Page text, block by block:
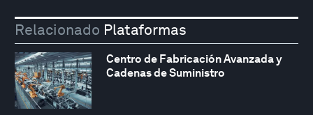
Relacionado Plataformas
Centro de Fabricación Avanzada y
Cadenas de Suministro